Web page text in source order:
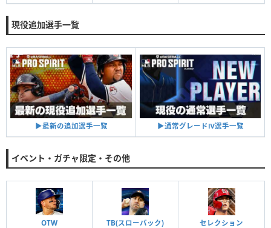
現役追加選手一覧
▶︎最新の追加選手一覧 ▶︎通常グレードⅣ選手一覧
イベント・ガチャ限定・その他
OTW TB(スローバック) セレクション